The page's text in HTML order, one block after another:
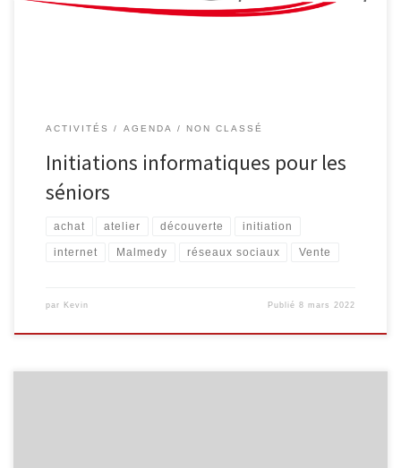
organisées les vendredis 22/04, 29/04, 06/05 et 13/05, de 9h30 à
11h30 Smartphone et tablette […]
ACTIVITÉS AGENDA NON CLASSÉ
Initiations informatiques pour les
séniors
achat atelier découverte initiation
internet Malmedy réseaux sociaux Vente
par Kevin Publié8 mars 2022